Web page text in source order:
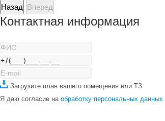
Назад Вперед
Контактная информация
Загрузите план вашего помещения или ТЗ
Я даю согласие на обработку персональных данных